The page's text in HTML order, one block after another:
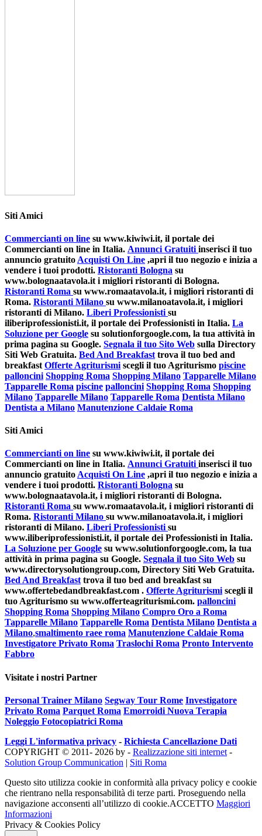
Siti Amici
Commercianti on line su www.kiwiwi.it, il portale dei
Commercianti on line in Italia. Annunci Gratuiti inserisci il tuo
annuncio gratuito Acquisti On Line ,apri il tuo negozio e inizia a
vendere i tuoi prodotti. Ristoranti Bologna su
www.bolognaatavola.it i migliori ristoranti di Bologna.
Ristoranti Roma su www.romaatavola.it, i migliori ristoranti di
Roma. Ristoranti Milano su www.milanoatavola.it, i migliori
ristoranti di Milano. Liberi Professionisti su
iliberiprofessionisti.it, il portale dei Professionisti in Italia. La
Soluzione per Google su solutionforgoogle.com, la tua attività in
prima pagina su Google. Segnala il tuo Sito Web sulla Directory
Siti Web Gratuita. Bed And Breakfast trova il tuo bed and
breakfast Offerte Agriturismi scegli il tuo Agriturismo piscine
palloncini Shopping Roma Shopping Milano Tapparelle Milano
Tapparelle Roma piscine palloncini Shopping Roma Shopping
Milano Tapparelle Milano Tapparelle Roma Dentista Milano
Dentista a Milano Manutenzione Caldaie Roma
Siti Amici
Commercianti on line su www.kiwiwi.it, il portale dei
Commercianti on line in Italia. Annunci Gratuitiinserisci il tuo
annuncio gratuitoAcquisti On Line ,apri il tuo negozio e inizia a
vendere i tuoi prodotti. Ristoranti Bologna su
www.bolognaatavola.it, i migliori ristoranti di Bologna.
Ristoranti Roma su www.romaatavola.it, i migliori ristoranti di
Roma. Ristoranti Milano su www.milanoatavola.it, i migliori
ristoranti di Milano. Liberi Professionistisu
www.iliberiprofessionisti.it, il portale dei Professionisti in Italia.
La Soluzione per Google su www.solutionforgoogle.com, la tua
attività in prima pagina su Google. Segnala il tuo Sito Web su
www.directorysolutiongroup.com, Directory Siti Web Gratuita.
Bed And Breakfasttrova il tuo bed and breakfast su
www.offertebedandbreakfast.com . Offerte Agriturismiscegli il
tuo Agriturismo su www.offerteagriturismi.com. palloncini
Shopping Roma Shopping Milano Compro Oro a Roma
Tapparelle Milano Tapparelle Roma Dentista Milano Dentista a
Milano,smaltimento raee roma Manutenzione Caldaie Roma
Investigatore Privato Roma Traslochi Roma Pronto Intervento
Fabbro
Visitate i nostri Partner
Personal Trainer Milano Segway Tour Rome Investigatore
Privato Roma Parquet Roma Emorroidi Nuova Terapia
Noleggio Fotocopiatrici Roma
Leggi L'informativa privacy - Richiesta Cancellazione Dati
COPYRIGHT © 2011- 2026 by - Realizzazione siti internet -
Solution Group Communication | Siti Roma
Questo sito utilizza cookie in conformità alla privacy policy e cookie
che rientrano nella responsabilità di terze parti. Proseguendo nella
navigazione acconsenti all’utilizzo di cookie.ACCETTO Maggiori
Informazioni
Privacy & Cookies Policy